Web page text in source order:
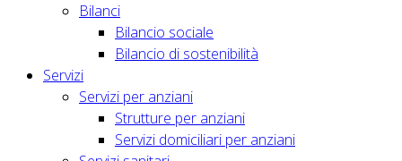
Bilanci
Bilancio sociale
Bilancio di sostenibilità
Servizi
Servizi per anziani
Strutture per anziani
Servizi domiciliari per anziani